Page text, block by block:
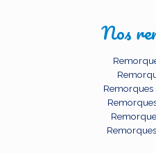
Nos
Remorques